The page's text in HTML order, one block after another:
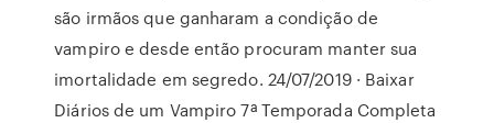
são irmãos que ganharam a condição de
vampiro e desde então procuram manter sua
imortalidade em segredo. 24/07/2019 · Baixar
Diários de um Vampiro 7ª Temporada Completa